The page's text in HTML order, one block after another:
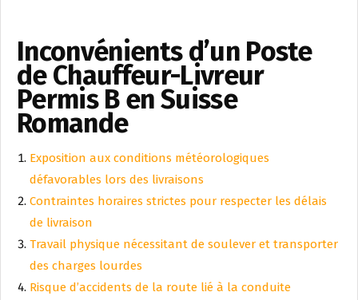
Inconvénients d’un Poste
de Chauffeur-Livreur
Permis B en Suisse
Romande
Exposition aux conditions météorologiques
défavorables lors des livraisons
Contraintes horaires strictes pour respecter les délais
de livraison
Travail physique nécessitant de soulever et transporter
des charges lourdes
Risque d’accidents de la route lié à la conduite